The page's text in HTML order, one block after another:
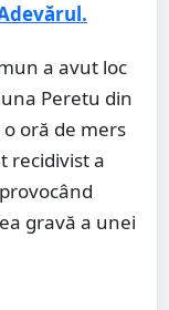
a avut loc
Peretu din
oră de mers
recidivist a
gravă a unei